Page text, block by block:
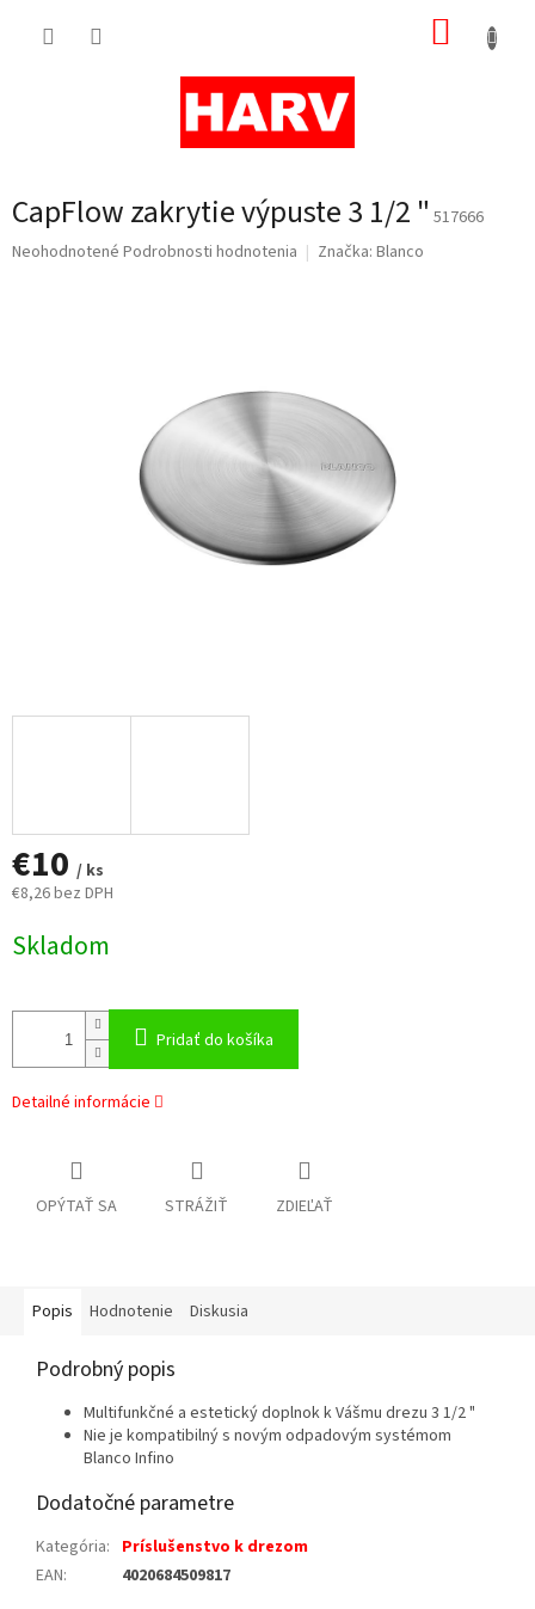
CapFlow zakrytie výpuste 3 1/2 " 517666
Priemerné
Neohodnotené Podrobnosti hodnotenia Značka: Blanco
€10 / ks
€8,26 bez DPH
cena:
Skladom
Pridať do košíka
Detailné informácie
OPÝTAŤ SA STRÁŽIŤ ZDIEĽAŤ
Popis Hodnotenie Diskusia
Podrobný popis
Multifunkčné a estetický doplnok k Vášmu drezu 3 1/2 "
Nie je kompatibilný s novým odpadovým systémom
Blanco Infino
Dodatočné parametre
Kategória: Príslušenstvo k drezom
EAN: 4020684509817